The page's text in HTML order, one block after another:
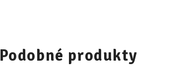
Podobné produkty